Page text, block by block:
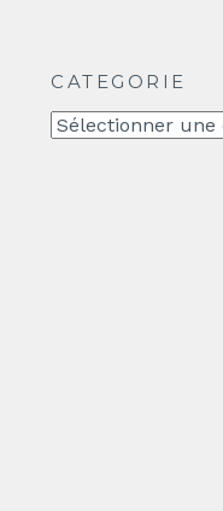
CATEGORIE
CATEGORIE